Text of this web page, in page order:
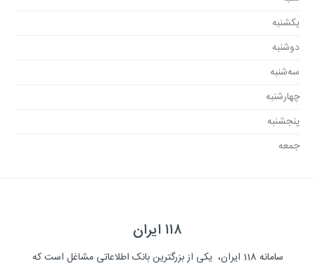
یکشنبه
دوشنبه
سه‌شنبه
چهارشنبه
پنجشنبه
جمعه
۱۱۸ ایران
سامانه 118 ایران، یکی از بزرگترین بانک اطلاعاتی مشاغل است که